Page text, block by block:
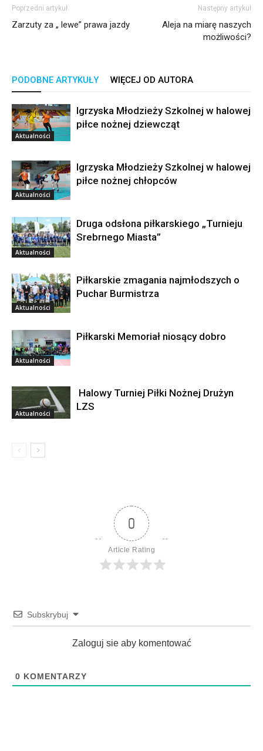
Poprzedni artykuł
Zarzuty za „ lewe” prawa jazdy
Następny artykuł
Aleja na miarę naszych
możliwości?
PODOBNE ARTYKUŁY WIĘCEJ OD AUTORA
Aktualności
Igrzyska Młodzieży Szkolnej w halowej
piłce nożnej dziewcząt
Aktualności
Igrzyska Młodzieży Szkolnej w halowej
piłce nożnej chłopców
Aktualności
Druga odsłona piłkarskiego „Turnieju
Srebrnego Miasta”
Aktualności
Piłkarskie zmagania najmłodszych o
Puchar Burmistrza
Aktualności
Piłkarski Memoriał niosący dobro
Aktualności
Halowy Turniej Piłki Nożnej Drużyn
LZS
0
Article Rating
Subskrybuj
Zaloguj sie aby komentować
0 KOMENTARZY